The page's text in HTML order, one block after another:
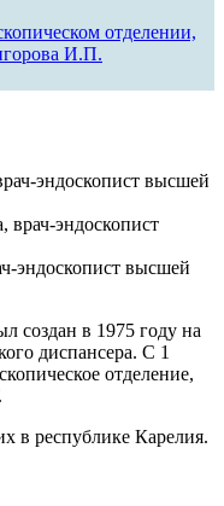
эндоскопист высшей
эндоскопист
эндоскопист высшей
создан в 1975 году на
диспансера. С 1
отделение,
в республике Карелия.